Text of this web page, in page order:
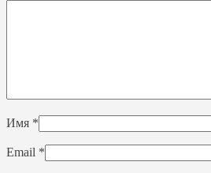
Имя *
Email *